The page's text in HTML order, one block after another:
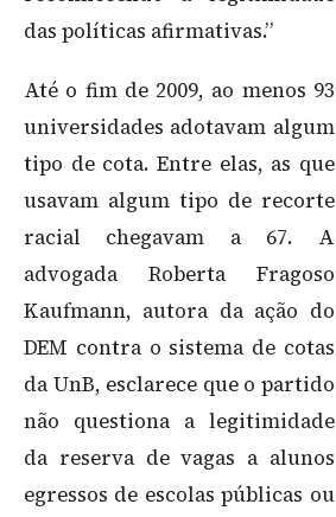
das políticas afirmativas.”
Até o fim de 2009, ao menos 93
universidades adotavam algum
tipo de cota. Entre elas, as que
usavam algum tipo de recorte
racial chegavam a 67. A
advogada Roberta Fragoso
Kaufmann, autora da ação do
DEM contra o sistema de cotas
da UnB, esclarece que o partido
não questiona a legitimidade
da reserva de vagas a alunos
egressos de escolas públicas ou